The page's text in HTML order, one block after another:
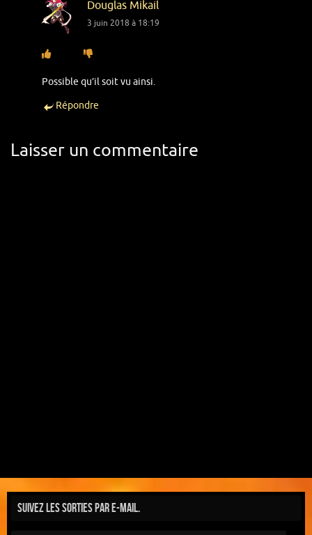
Douglas Mikail
3 juin 2018 à 18:19
Possible qu’il soit vu ainsi.
Répondre
Laisser un commentaire
Suivez les sorties par e-mail.